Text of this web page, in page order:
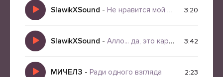
SlawikXSound - Не нравится мой характер 3:20
SlawikXSound - Алло... да, это карма... 3:42
МИЧЕЛЗ - Ради одного взгляда 2:23